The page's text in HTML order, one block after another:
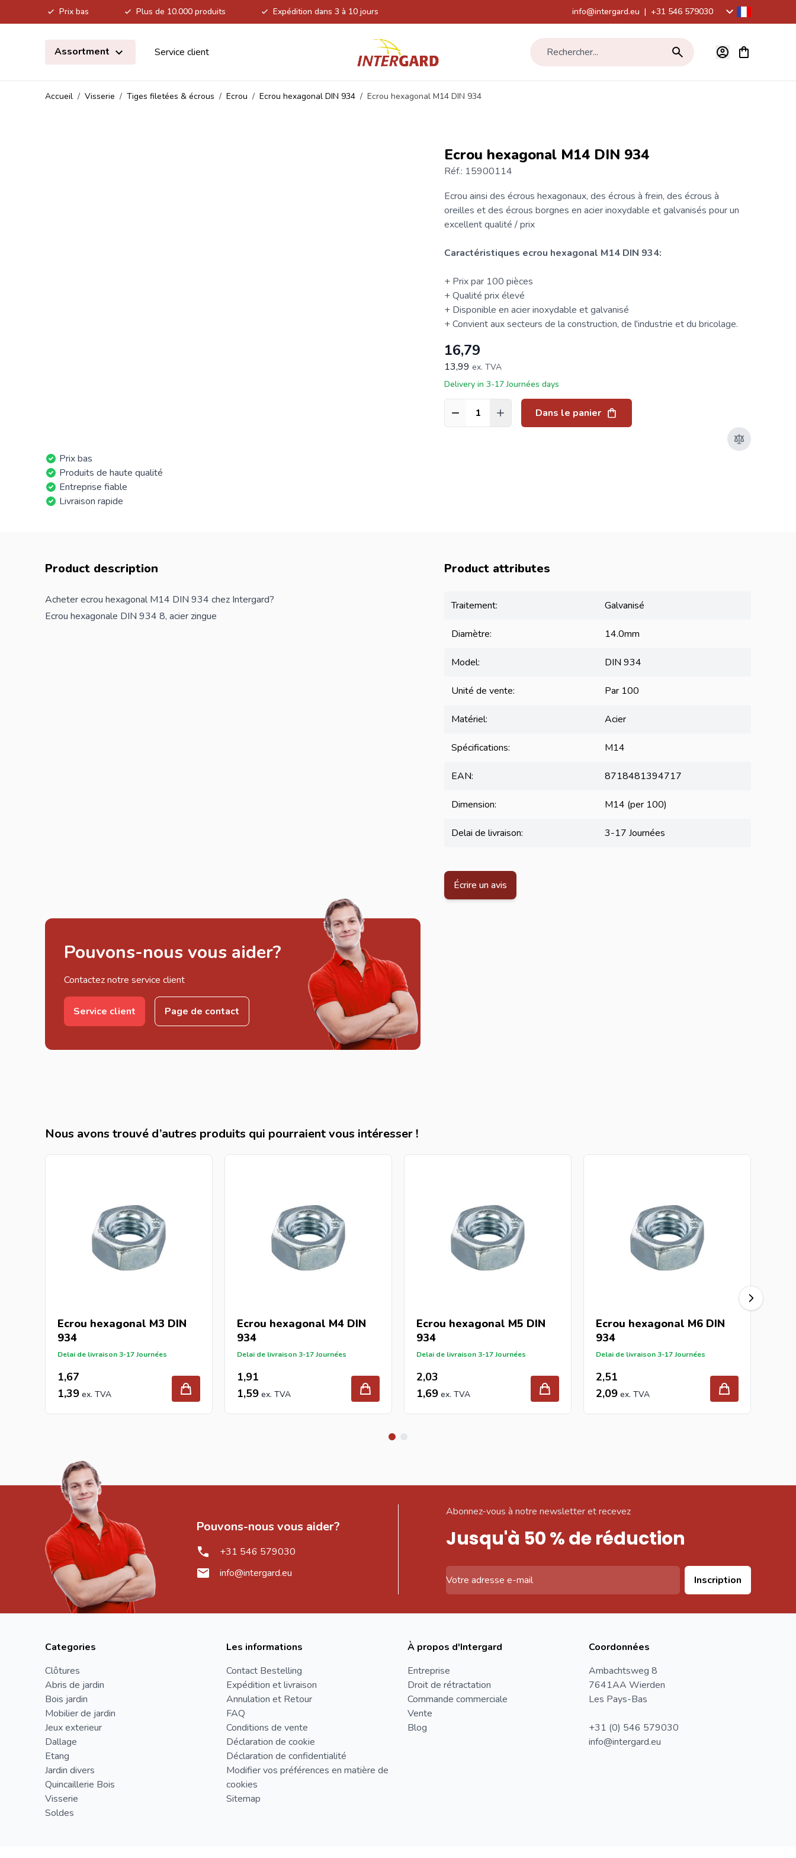
Prix bas Plus de 10.000 produits Expédition dans 3 à 10 jours info@intergard.eu | +31 546 579030
Assortment
Service client Rechercher... Voir le
Accueil / Visserie / Tiges filetées & écrous / Ecrou / Ecrou hexagonal DIN 934 / Ecrou hexagonal M14 DIN 934
Prix bas
Produits de haute qualité
Entreprise fiable
Livraison rapide
Ecrou hexagonal M14 DIN 934
Réf.: 15900114
Ecrou ainsi des écrous hexagonaux, des écrous à frein, des écrous à
oreilles et des écrous borgnes en acier inoxydable et galvanisés pour un
excellent qualité / prix
Caractéristiques ecrou hexagonal M14 DIN 934:
+ Prix par 100 pièces
+ Qualité prix élevé
+ Disponible en acier inoxydable et galvanisé
+ Convient aux secteurs de la construction, de l'industrie et du bricolage.
16,79
13,99 ex. TVA
Delivery in 3-17 Journées days
Quantité Dans le panier
Product description
Acheter ecrou hexagonal M14 DIN 934 chez Intergard?
Ecrou hexagonale DIN 934 8, acier zingue
Product attributes
Traitement: Galvanisé
Diamètre: 14.0mm
Model: DIN 934
Unité de vente: Par 100
Matériel: Acier
Spécifications: M14
EAN: 8718481394717
Dimension: M14 (per 100)
Delai de livraison: 3-17 Journées
Pouvons-nous vous aider?
Contactez notre service client
Service client Page de contact
Écrire un avis
Nous avons trouvé d’autres produits qui pourraient vous intéresser !
Ecrou hexagonal M3 DIN
934
Delai de livraison 3-17 Journées
1,67
1,39
Ecrou hexagonal M4 DIN
934
Delai de livraison 3-17 Journées
1,91
1,59
Ecrou hexagonal M5 DIN
934
Delai de livraison 3-17 Journées
2,03
1,69
Ecrou hexagonal M6 DIN
934
Delai de livraison 3-17 Journées
2,51
2,09
Pouvons-nous vous aider?
+31 546 579030
info@intergard.eu
Abonnez-vous à notre newsletter et recevez
Jusqu'à 50 % de réduction
Inscription
Categories
Clôtures
Abris de jardin
Bois jardin
Mobilier de jardin
Jeux exterieur
Dallage
Etang
Jardin divers
Quincaillerie Bois
Visserie
Soldes
Les informations
Contact Bestelling
Expédition et livraison
Annulation et Retour
FAQ
Conditions de vente
Déclaration de cookie
Déclaration de confidentialité
Modifier vos préférences en matière de
cookies
Sitemap
À propos d'Intergard
Entreprise
Droit de rétractation
Commande commerciale
Vente
Blog
Coordonnées
Ambachtsweg 8
7641AA Wierden
Les Pays-Bas
+31 (0) 546 579030
info@intergard.eu